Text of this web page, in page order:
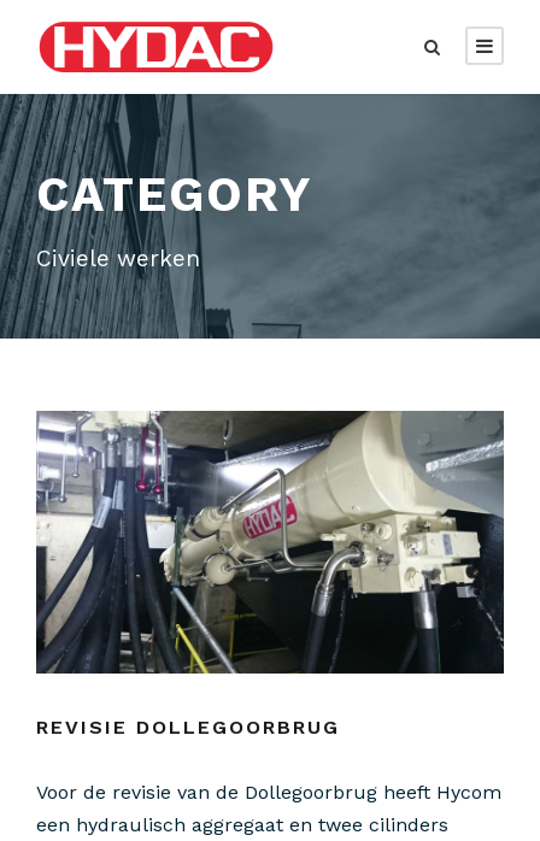
CATEGORY
Civiele werken
REVISIE DOLLEGOORBRUG
Voor de revisie van de Dollegoorbrug heeft Hycom
een hydraulisch aggregaat en twee cilinders